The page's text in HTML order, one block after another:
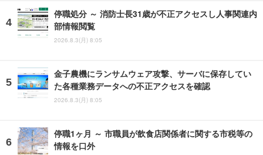
停職処分 ～ 消防士長31歳が不正アクセスし人事関連内
部情報閲覧
2026.8.3(月) 8:05
金子農機にランサムウェア攻撃、サーバに保存してい
た各種業務データへの不正アクセスを確認
2026.8.3(月) 8:05
停職1ヶ月 ～ 市職員が飲食店関係者に関する市税等の
情報を口外